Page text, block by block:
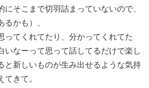
にそこまで切羽詰まっていないので、
るかも）、
ってくれてたり、分かってくれてた
いなーって思って話してるだけで楽し
と新しいものが生み出せるような気持
てきて。